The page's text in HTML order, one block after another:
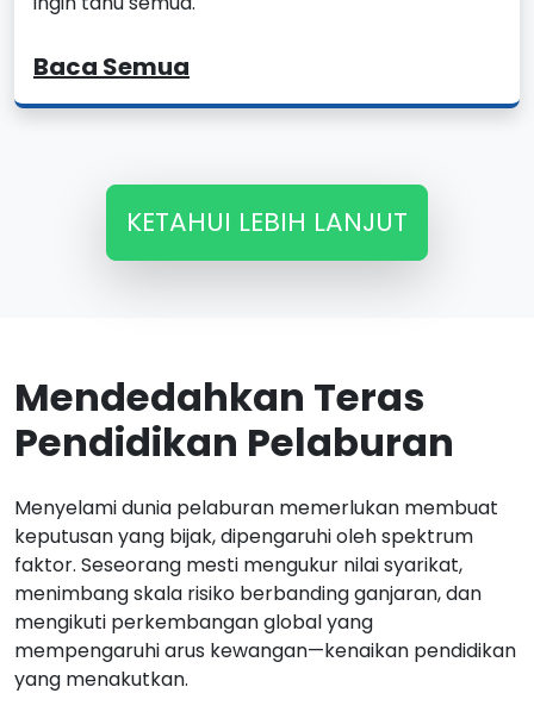
Baca Semua
KETAHUI LEBIH LANJUT
Mendedahkan Teras
Pendidikan Pelaburan
Menyelami dunia pelaburan memerlukan membuat
keputusan yang bijak, dipengaruhi oleh spektrum
faktor. Seseorang mesti mengukur nilai syarikat,
menimbang skala risiko berbanding ganjaran, dan
mengikuti perkembangan global yang
mempengaruhi arus kewangan—kenaikan pendidikan
yang menakutkan.